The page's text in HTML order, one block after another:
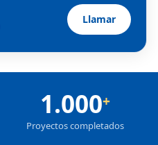
Llamar
1.000+
Proyectos completados